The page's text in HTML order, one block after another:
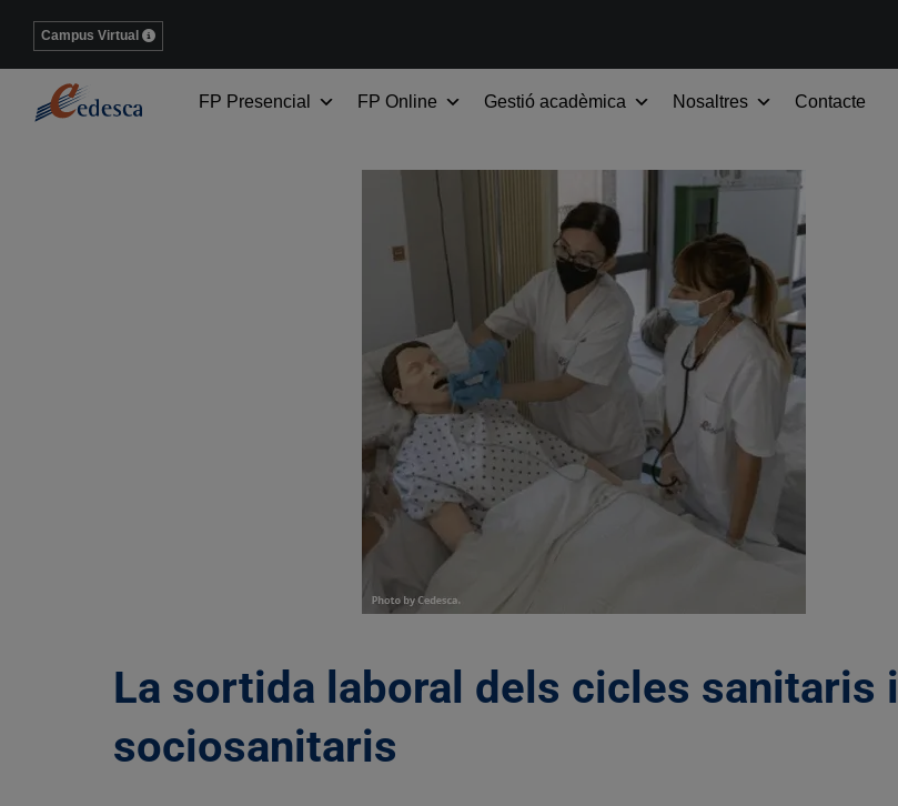
Campus Virtual
FP Presencial FP Online Gestió acadèmica Nosaltres Contacte
La sortida laboral dels cicles sanitaris i
sociosanitaris